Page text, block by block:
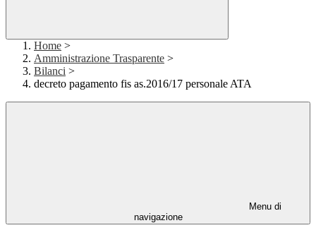
Home >
Amministrazione Trasparente >
Bilanci >
decreto pagamento fis as.2016/17 personale ATA
Menu di
navigazione